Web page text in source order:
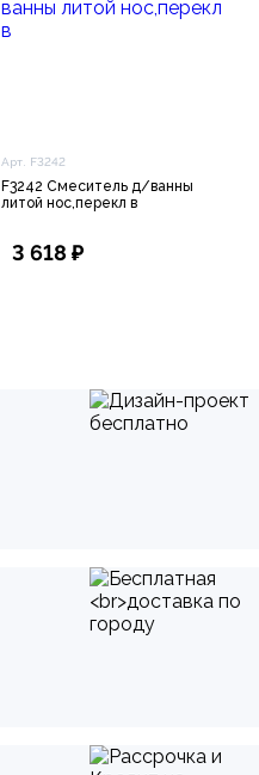
Арт. F3242
F3242 Смеситель д/ванны
литой нос,перекл в
3 618 ₽